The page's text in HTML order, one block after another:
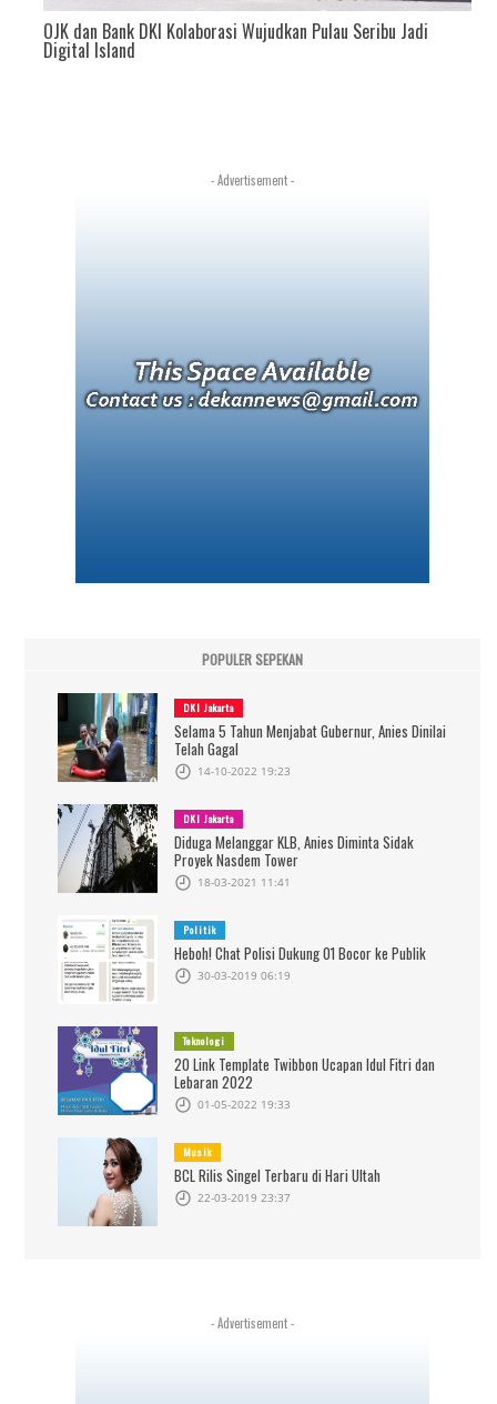
OJK dan Bank DKI Kolaborasi Wujudkan Pulau Seribu Jadi
Digital Island
- Advertisement -
POPULER SEPEKAN
DKI Jakarta
Selama 5 Tahun Menjabat Gubernur, Anies Dinilai
Telah Gagal
14-10-2022 19:23
DKI Jakarta
Diduga Melanggar KLB, Anies Diminta Sidak
Proyek Nasdem Tower
18-03-2021 11:41
Politik
Heboh! Chat Polisi Dukung 01 Bocor ke Publik
30-03-2019 06:19
Teknologi
20 Link Template Twibbon Ucapan Idul Fitri dan
Lebaran 2022
01-05-2022 19:33
Musik
BCL Rilis Singel Terbaru di Hari Ultah
22-03-2019 23:37
- Advertisement -